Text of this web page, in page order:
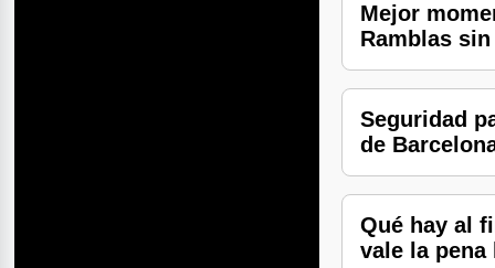
Mejor
Ramblas
Seguridad
de
Qué hay al
vale la pena